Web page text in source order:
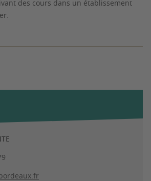
des cours dans un établissement